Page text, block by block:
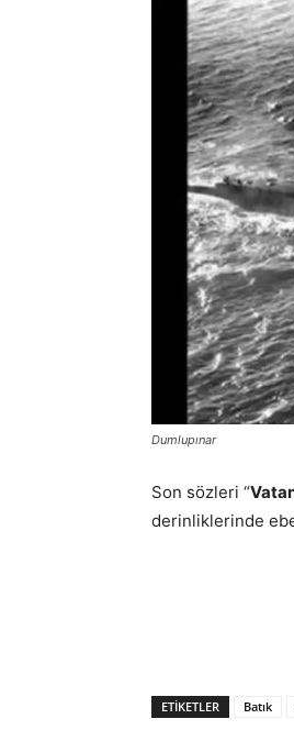
Dumlupınar
Son sözleri “
derinliklerinde
ETIKETLER Batık